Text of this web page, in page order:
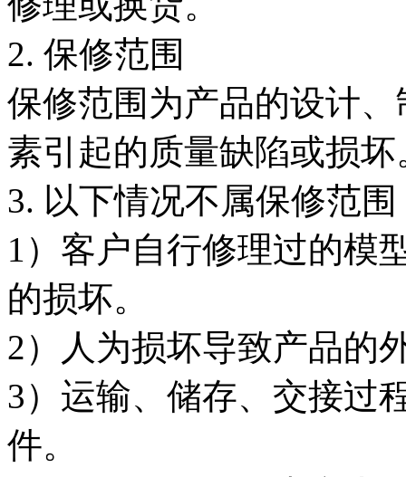
2. 保修范围
保修范围为产品的设计
素引起的质量缺陷或损坏
3. 以下情况不属保修范围
1）客户自行修理过的模
的损坏。
2）人为损坏导致产品的
3）运输、储存、交接过
件。